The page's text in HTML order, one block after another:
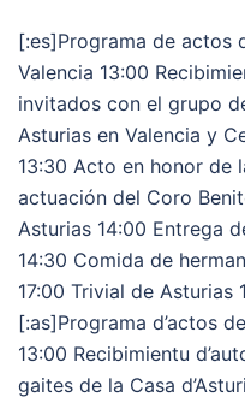
[:es]Programa de actos
Valencia 13:00
invitados con el grupo
Asturias en Valencia y
13:30 Acto en honor de
actuación del Coro
Asturias 14:00 Entrega
14:30 Comida de
17:00 Trivial de Asturias
[:as]Programa d’actos
13:00 Recibimientu
gaites de la Casa